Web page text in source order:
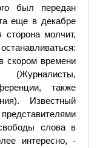
был передан
еще в декабре
сторона молчит,
скором времени
также
Известный
слова в
интересно, -